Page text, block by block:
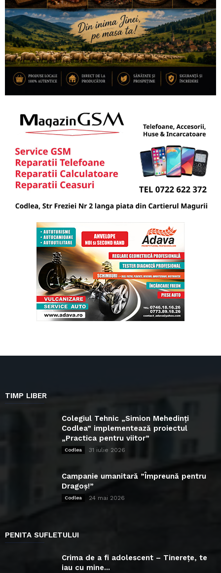
TIMP LIBER
Colegiul Tehnic „Simion Mehedinți
Codlea” implementează proiectul
„Practica pentru viitor”
Codlea 31 iulie 2026
Campanie umanitară ”Împreună pentru
Dragoș!”
Codlea 24 mai 2026
PENITA SUFLETULUI
Crima de a fi adolescent – Tinerețe, te
iau cu mine...